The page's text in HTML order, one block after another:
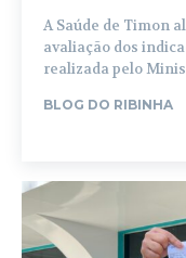
A Saúde de Timon
avaliação dos
realizada pelo
BLOG DO RIBINHA